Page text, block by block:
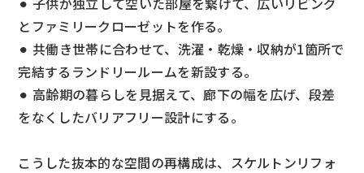
とファミリークローゼットを作る。
⚫︎ 共働き世帯に合わせて、洗濯・乾燥・収納が1箇所で
完結するランドリールームを新設する。
⚫︎ 高齢期の暮らしを見据えて、廊下の幅を広げ、段差
をなくしたバリアフリー設計にする。
こうした抜本的な空間の再構成は、スケルトンリフォ